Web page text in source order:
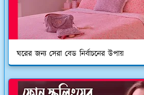
ঘরের জন্য সেরা বেড নির্বাচনের উপায়